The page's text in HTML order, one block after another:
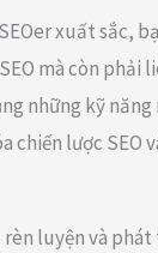
xuất sắc,
mà còn phải
những kỹ
chiến lược SEO
luyện và